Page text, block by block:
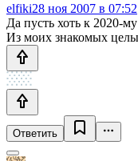
elfiki28 ноя 2007 в 07:52
Да пусть хоть к 2020-
Из моих знакомых
Ответить